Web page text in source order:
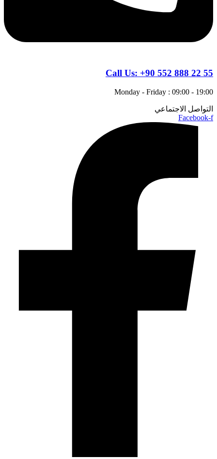
Call Us: +90 552 888 22 55
Monday - Friday : 09:00 - 19:00
التواصل الاجتماعي
Facebook-f